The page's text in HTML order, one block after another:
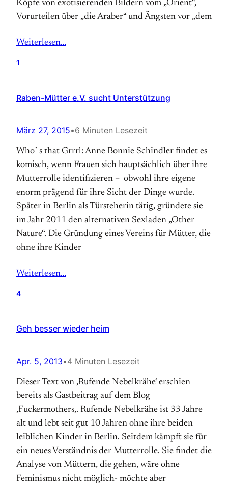
Köpfe von exotisierenden Bildern vom „Orient“,
Vorurteilen über „die Araber“ und Ängsten vor „dem
Weiterlesen…
1
Raben-Mütter e.V. sucht Unterstützung
März 27, 2015•6 Minuten Lesezeit
Who`s that Grrrl: Anne Bonnie Schindler findet es
komisch, wenn Frauen sich hauptsächlich über ihre
Mutterrolle identifizieren – obwohl ihre eigene
enorm prägend für ihre Sicht der Dinge wurde.
Später in Berlin als Türsteherin tätig, gründete sie
im Jahr 2011 den alternativen Sexladen „Other
Nature“. Die Gründung eines Vereins für Mütter, die
ohne ihre Kinder
Weiterlesen…
4
Geh besser wieder heim
Apr. 5, 2013•4 Minuten Lesezeit
Dieser Text von ‚Rufende Nebelkrähe‘ erschien
bereits als Gastbeitrag auf dem Blog
‚Fuckermothers‚. Rufende Nebelkrähe ist 33 Jahre
alt und lebt seit gut 10 Jahren ohne ihre beiden
leiblichen Kinder in Berlin. Seitdem kämpft sie für
ein neues Verständnis der Mutterrolle. Sie findet die
Analyse von Müttern, die gehen, wäre ohne
Feminismus nicht möglich- möchte aber